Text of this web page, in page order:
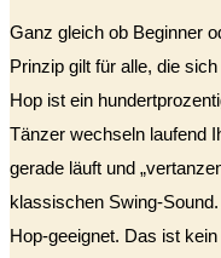
Ganz gleich ob Beginner
Prinzip gilt für alle, die
Hop ist ein
Tänzer wechseln laufend
gerade läuft und
klassischen Swing-
Hop-geeignet. Das ist